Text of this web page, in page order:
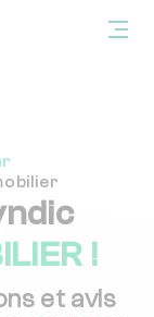
!
et avis